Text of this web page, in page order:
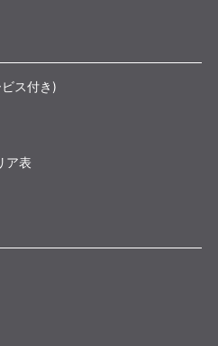
ス付き)
ア表